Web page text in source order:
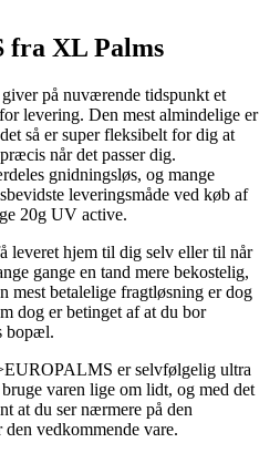
fra XL Palms
på nuværende tidspunkt et
levering. Den mest almindelige er
så er super fleksibelt for dig at
når det passer dig.
gnidningsløs, og mange
leveringsmåde ved køb af
20g UV active.
leveret hjem til dig selv eller til når
gange en tand mere bekostelig,
mest betalelige fragtløsning er dog
dog er betinget af at du bor
bopæl.
er selvfølgelig ultra
varen lige om lidt, og med det
at du ser nærmere på den
vedkommende vare.